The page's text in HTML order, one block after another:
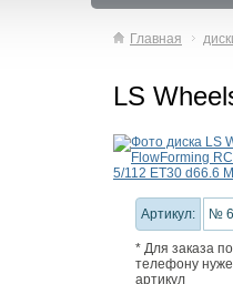
Главная
LS
Артикул: №
* Для заказа по
телефону
артикул